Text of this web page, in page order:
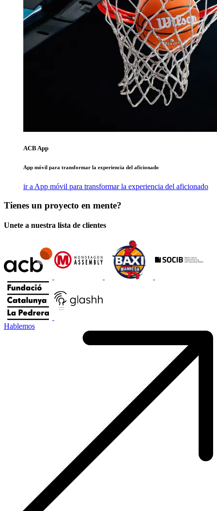
ACB App
App móvil para transformar la experiencia del aficionado
ir a App móvil para transformar la experiencia del aficionado
Tienes un proyecto en mente?
Unete a nuestra lista de clientes
Hablemos